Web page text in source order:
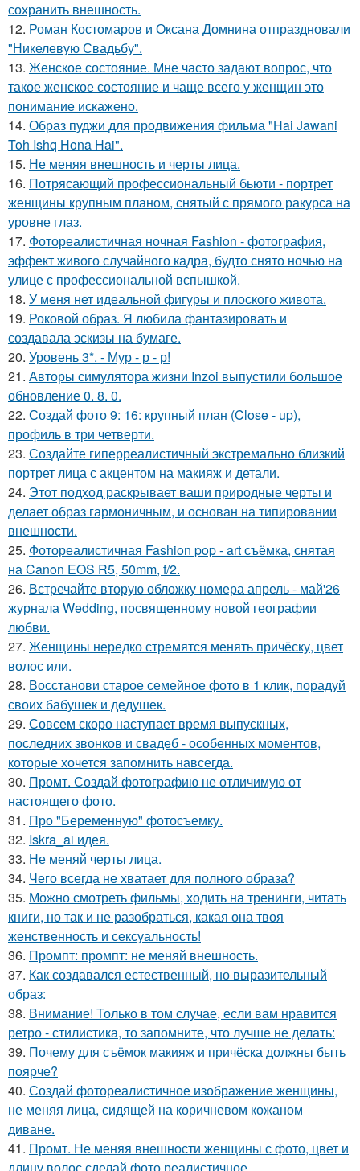
сохранить внешность.
12. Роман Костомаров и Оксана Домнина отпраздновали
"Никелевую Свадьбу".
13. Женское состояние. Мне часто задают вопрос, что
такое женское состояние и чаще всего у женщин это
понимание искажено.
14. Образ пуджи для продвижения фильма "Hai Jawani
Toh Ishq Hona Hai".
15. Не меняя внешность и черты лица.
16. Потрясающий профессиональный бьюти - портрет
женщины крупным планом, снятый с прямого ракурса на
уровне глаз.
17. Фотореалистичная ночная Fashion - фотография,
эффект живого случайного кадра, будто снято ночью на
улице с профессиональной вспышкой.
18. У меня нет идеальной фигуры и плоского живота.
19. Роковой образ. Я любила фантазировать и
создавала эскизы на бумаге.
20. Уровень 3*. - Мур - р - р!
21. Авторы симулятора жизни Inzoi выпустили большое
обновление 0. 8. 0.
22. Создай фото 9: 16: крупный план (Close - up),
профиль в три четверти.
23. Создайте гиперреалистичный экстремально близкий
портрет лица с акцентом на макияж и детали.
24. Этот подход раскрывает ваши природные черты и
делает образ гармоничным, и основан на типировании
внешности.
25. Фотореалистичная Fashion pop - art съёмка, снятая
на Canon EOS R5, 50mm, f/2.
26. Встречайте вторую обложку номера апрель - май'26
журнала Wedding, посвященному новой географии
любви.
27. Женщины нередко стремятся менять причёску, цвет
волос или.
28. Восстанови старое семейное фото в 1 клик, порадуй
своих бабушек и дедушек.
29. Совсем скоро наступает время выпускных,
последних звонков и свадеб - особенных моментов,
которые хочется запомнить навсегда.
30. Промт. Создай фотографию не отличимую от
настоящего фото.
31. Про "Беременную" фотосъемку.
32. Iskra_ai идея.
33. Не меняй черты лица.
34. Чего всегда не хватает для полного образа?
35. Можно смотреть фильмы, ходить на тренинги, читать
книги, но так и не разобраться, какая она твоя
женственность и сексуальность!
36. Промпт: промпт: не меняй внешность.
37. Как создавался естественный, но выразительный
образ:
38. Внимание! Только в том случае, если вам нравится
ретро - стилистика, то запомните, что лучше не делать:
39. Почему для съёмок макияж и причёска должны быть
поярче?
40. Создай фотореалистичное изображение женщины,
не меняя лица, сидящей на коричневом кожаном
диване.
41. Промт. Не меняя внешности женщины с фото, цвет и